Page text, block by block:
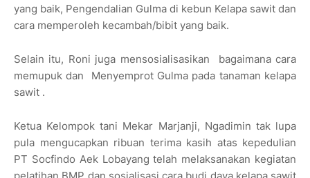
yang baik, Pengendalian Gulma di kebun Kelapa sawit dan
cara memperoleh kecambah/bibit yang baik.
Selain itu, Roni juga mensosialisasikan bagaimana cara
memupuk dan Menyemprot Gulma pada tanaman kelapa
sawit .
Ketua Kelompok tani Mekar Marjanji, Ngadimin tak lupa
pula mengucapkan ribuan terima kasih atas kepedulian
PT Socfindo Aek Lobayang telah melaksanakan kegiatan